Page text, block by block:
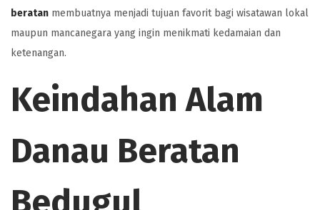
beratan membuatnya menjadi tujuan favorit bagi wisatawan lokal
maupun mancanegara yang ingin menikmati kedamaian dan
ketenangan.
Keindahan Alam
Danau Beratan